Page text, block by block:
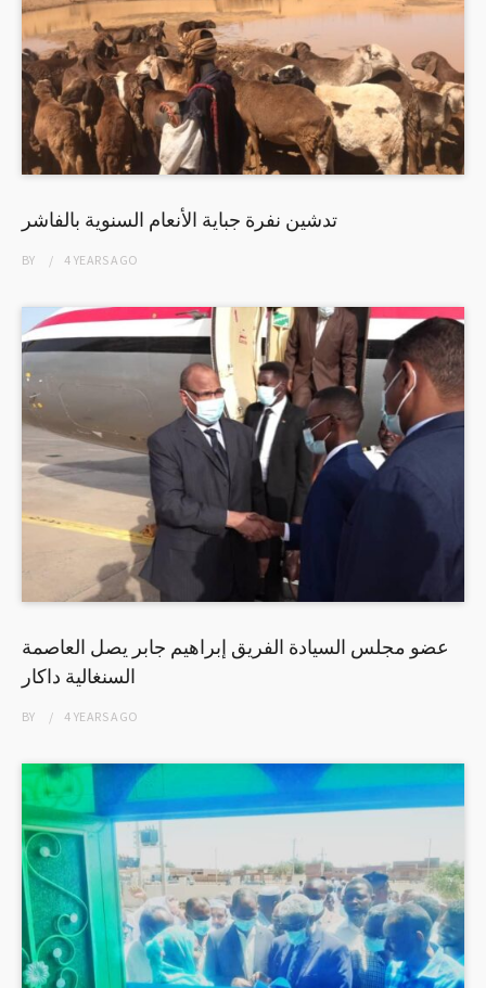
تدشين نفرة جباية الأنعام السنوية بالفاشر
BY 4 YEARSAGO
عضو مجلس السيادة الفريق إبراهيم جابر يصل العاصمة
السنغالية داكار
BY 4 YEARSAGO